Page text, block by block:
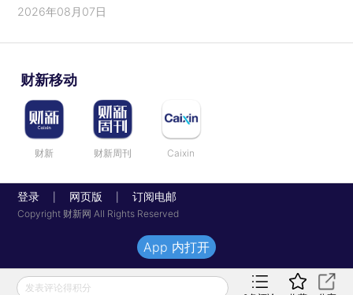
2026年08月07日
财新移动
财新 财新周刊 Caixin
登录 网页版 订阅电邮
Copyright 财新网 All Rights Reserved
发表评论得积分
App 内打开